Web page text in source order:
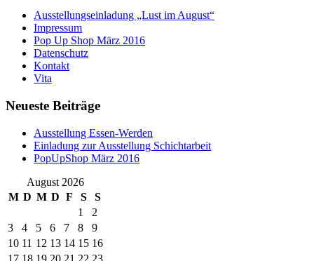
Ausstellungseinladung „Lust im August“
Impressum
Pop Up Shop März 2016
Datenschutz
Kontakt
Vita
Neueste Beiträge
Ausstellung Essen-Werden
Einladung zur Ausstellung Schichtarbeit
PopUpShop März 2016
August 2026
M D M D F S
S
1
2
3
4 5 6 7 8
9
10 11 12 13 14 15 16
17 18 19 20 21 22 23